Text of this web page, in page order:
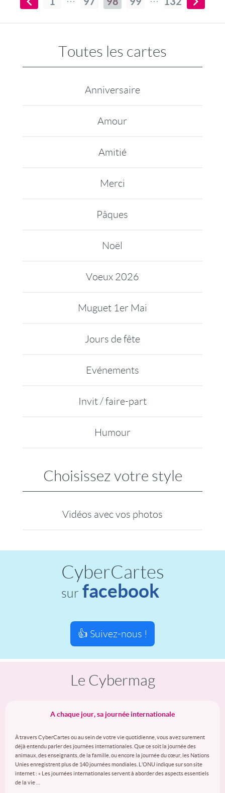
Toutes les cartes
Anniversaire
Amour
Amitié
Merci
Pâques
Noël
Voeux 2026
Muguet 1er Mai
Jours de fête
Evénements
Invit / faire-part
Humour
Choisissez votre style
Vidéos avec vos photos
CyberCartes
sur facebook
👍 Suivez-nous !
Le Cybermag
A chaque jour, sa journée internationale
À travers CyberCartes ou au sein de votre vie quotidienne, vous avez surement
déjà entendu parler des journées internationales. Que ce soit la journée des
animaux, des enseignants, de la famille, ou encore la journée du cœur, les Nations
Unies enregistrent plus de 140 journées mondiales. L’ONU indique sur son site
internet : « Les journées internationales servent à aborder des aspects essentiels
de la vie …